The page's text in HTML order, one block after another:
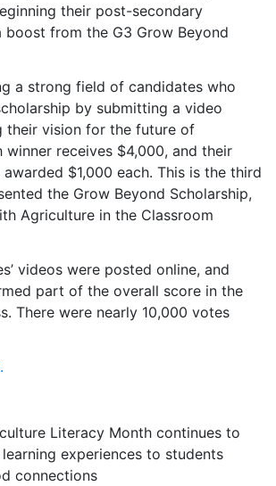
their post-secondary
from the G3 Grow Beyond
a strong field of candidates who
by submitting a video
their vision for the future of
winner receives $4,000, and their
$1,000 each. This is the third
the Grow Beyond Scholarship,
Agriculture in the Classroom
videos were posted online, and
part of the overall score in the
There were nearly 10,000 votes